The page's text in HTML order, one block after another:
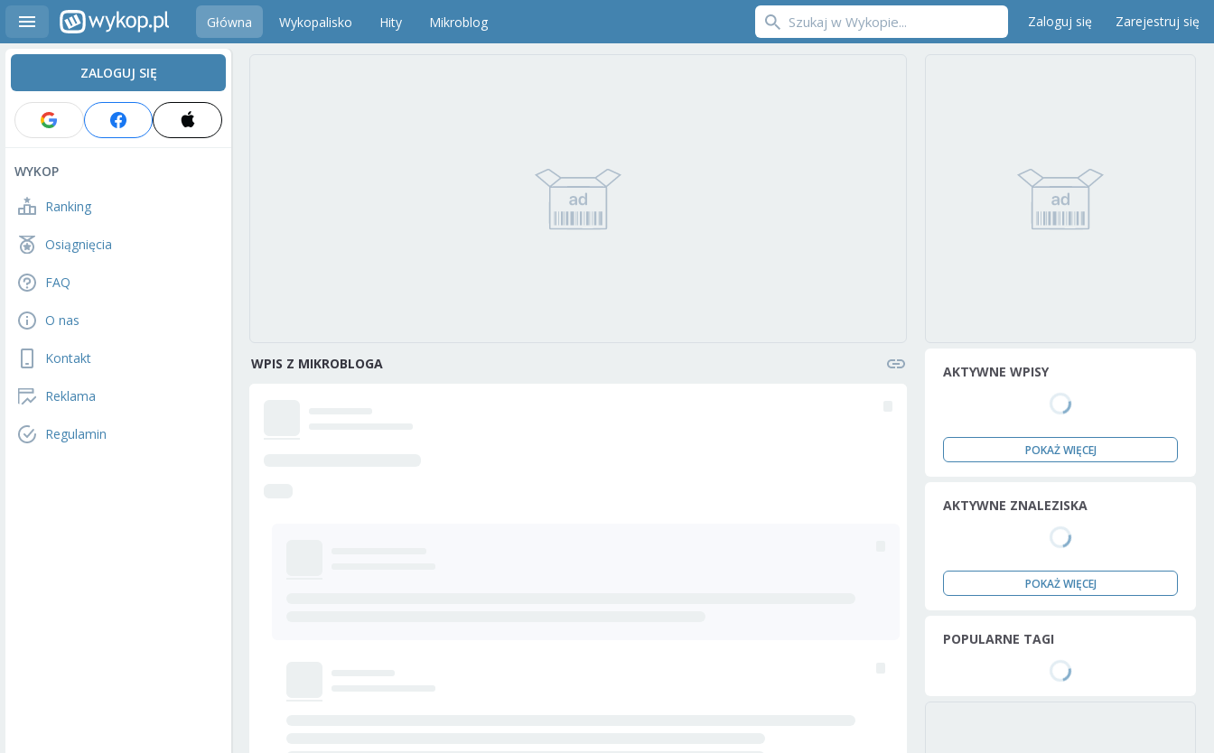
Główna Wykopalisko Hity Mikroblog Zaloguj się Zarejestruj się
ZALOGUJ SIĘ
WYKOP
Ranking
Osiągnięcia
FAQ
O nas
Kontakt
Reklama
Regulamin
WPIS Z MIKROBLOGA AKTYWNE WPISY
POKAŻ WIĘCEJ
AKTYWNE ZNALEZISKA
POKAŻ WIĘCEJ
POPULARNE TAGI